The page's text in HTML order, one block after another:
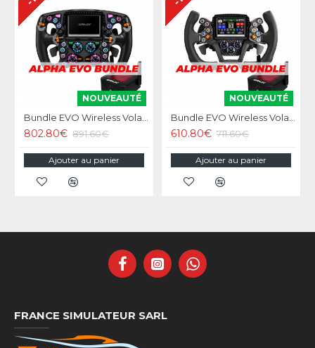
NOUVEAUTÉ
Bundle EVO Wireless Volant Simagic Zeus Formula Wheel
802.80€ 891.60€
Ajouter au panier
NOUVEAUTÉ
Bundle EVO Wireless Volant Simagic Zeus GT Wheel
610.80€ 711.60€
Ajouter au panier
FRANCE SIMULATEUR SARL